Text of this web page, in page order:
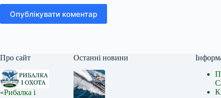
Опублікувати коментар
Про сайт
«Рибалка і
Останні новини